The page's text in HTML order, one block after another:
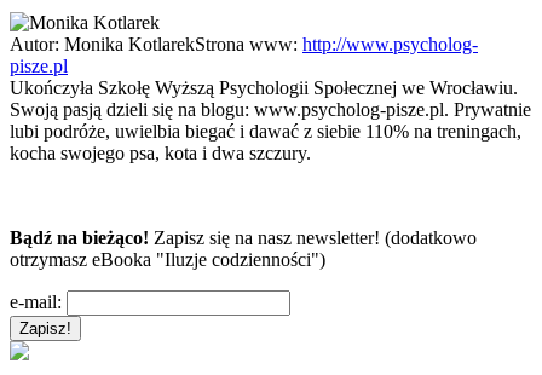
Autor: Monika KotlarekStrona www: http://www.psycholog-
pisze.pl
Ukończyła Szkołę Wyższą Psychologii Społecznej we Wrocławiu.
Swoją pasją dzieli się na blogu: www.psycholog-pisze.pl. Prywatnie
lubi podróże, uwielbia biegać i dawać z siebie 110% na treningach,
kocha swojego psa, kota i dwa szczury.
Bądź na bieżąco! Zapisz się na nasz newsletter! (dodatkowo
otrzymasz eBooka "Iluzje codzienności")
e-mail: